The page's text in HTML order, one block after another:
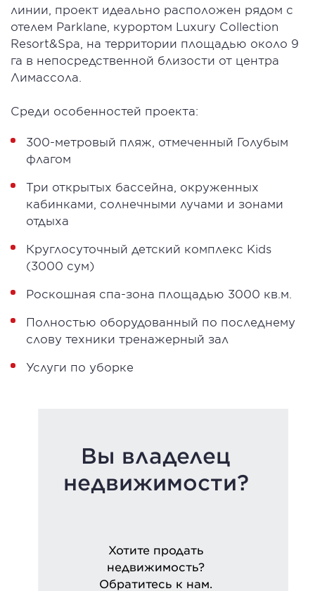
линии, проект идеально расположен рядом с
отелем Parklane, курортом Luxury Collection
Resort&Spa, на территории площадью около 9
га в непосредственной близости от центра
Лимассола.
Среди особенностей проекта:
300-метровый пляж, отмеченный Голубым
флагом
Три открытых бассейна, окруженных
кабинками, солнечными лучами и зонами
отдыха
Круглосуточный детский комплекс Kids
(3000 сум)
Роскошная спа-зона площадью 3000 кв.м.
Полностью оборудованный по последнему
слову техники тренажерный зал
Услуги по уборке
Вы владелец
недвижимости?
Хотите продать
недвижимость?
Обратитесь к нам.